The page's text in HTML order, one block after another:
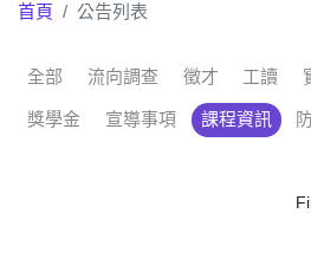
首頁 公告列表
全部 流向調查 徵才 工讀
獎學金 宣導事項 課程資訊